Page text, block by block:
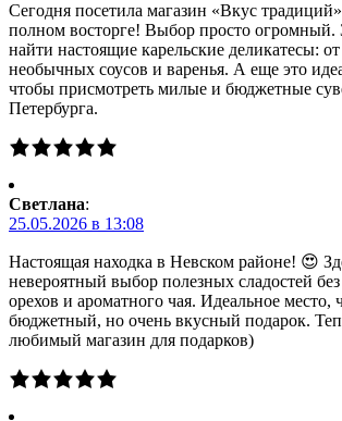
Сегодня посетила магазин «Вкус традиций»
полном восторге! Выбор просто огромный.
найти настоящие карельские деликатесы:
необычных соусов и варенья. А еще это
чтобы присмотреть милые и бюджетные
Петербурга.
Светлана:
25.05.2026 в 13:08
Настоящая находка в Невском районе! 😍
невероятный выбор полезных сладостей
орехов и ароматного чая. Идеальное место,
бюджетный, но очень вкусный подарок.
любимый магазин для подарков)